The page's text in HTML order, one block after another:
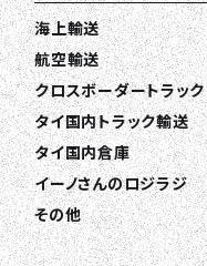
海上輸送
航空輸送
クロスボーダートラック
タイ国内トラック輸送
タイ国内倉庫
イーノさんのロジラジ
その他